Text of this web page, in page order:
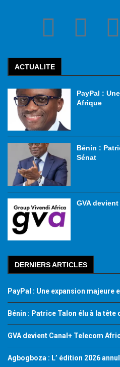
ACTUALITE
PayPal :
Afrique
Bénin :
Sénat
GVA
DERNIERS ARTICLES
PayPal : Une expansion majeure
Bénin : Patrice Talon élu à la tête
GVA devient Canal+ Telecom
Agbogboza : L’ édition 2026